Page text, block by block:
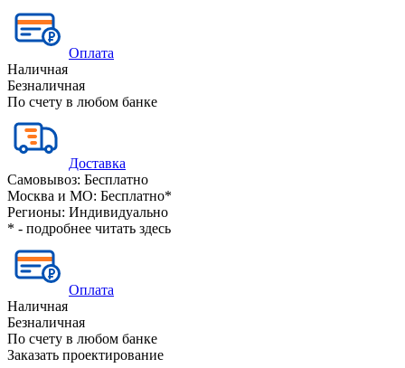
Оплата
Наличная
Безналичная
По счету в любом банке
Доставка
Самовывоз: Бесплатно
Москва и МО: Бесплатно*
Регионы: Индивидуально
* - подробнее читать здесь
Оплата
Наличная
Безналичная
По счету в любом банке
Заказать проектирование